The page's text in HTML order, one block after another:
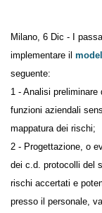
Milano, 6 Dic - I
implementare il
seguente:
1 - Analisi
le funzioni aziendali
mappatura dei rischi;
2 - Progettazione, o
dei c.d. protocolli del
rischi accertati e
presso il personale,